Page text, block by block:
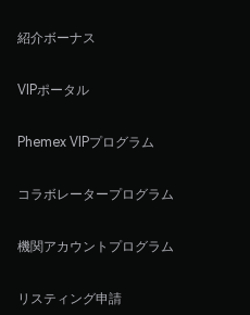
紹介ボーナス
VIPポータル
Phemex VIPプログラム
コラボレータープログラム
機関アカウントプログラム
リスティング申請